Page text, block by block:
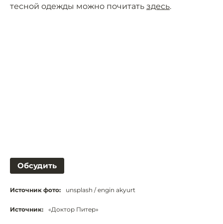
тесной одежды можно почитать здесь.
Обсудить
Источник фото: unsplash / engin akyurt
Источник: «Доктор Питер»